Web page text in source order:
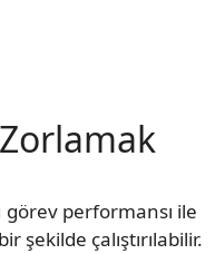
görev performansı ile
şekilde çalıştırılabilir.